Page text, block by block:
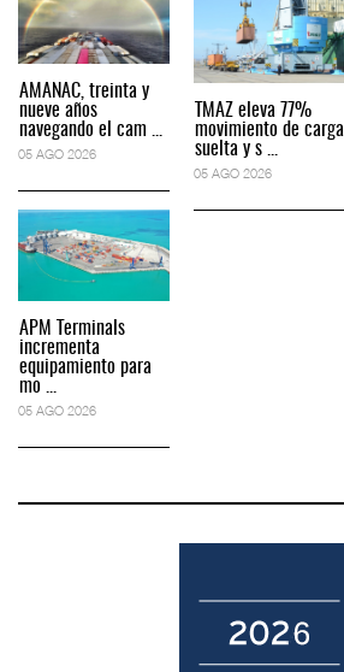
AMANAC, treinta y
nueve años
navegando el cam ...
05 AGO 2026
APM Terminals
incrementa
equipamiento para
mo ...
05 AGO 2026
TMAZ eleva 77%
movimiento de carga
suelta y s ...
05 AGO 2026